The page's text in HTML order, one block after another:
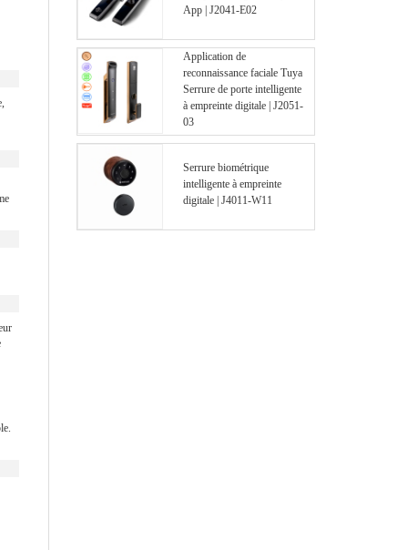
App | J2041-E02
Application de
reconnaissance faciale Tuya
Serrure de porte intelligente
à empreinte digitale | J2051-
03
Serrure biométrique
intelligente à empreinte
digitale | J4011-W11